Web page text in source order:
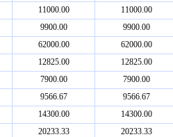
11000.00
11000.00
9900.00
9900.00
62000.00
62000.00
12825.00
12825.00
7900.00
7900.00
9566.67
9566.67
14300.00
14300.00
20233.33
20233.33